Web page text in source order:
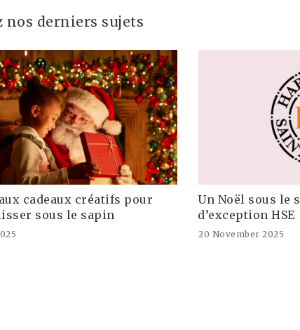
nos derniers sujets
cadeaux créatifs pour
sous le sapin
Un Noël sous le
d’exception HSE
20 November 2025